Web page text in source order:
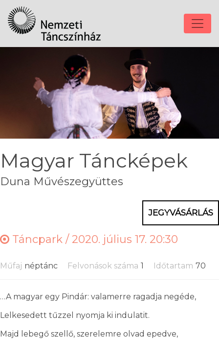
Magyar Táncképek
Duna Művészegyüttes
JEGYVÁSÁRLÁS
Táncpark /2020. július 17. 20:30
Műfaj néptánc Felvonások száma 1 Időtartam 70
…A magyar egy Pindár: valamerre ragadja negéde,
Lelkesedett tűzzel nyomja ki indulatit.
Majd lebegő szellő, szerelemre olvad epedve,